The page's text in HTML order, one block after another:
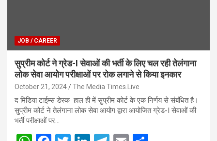
JOB / CAREER
सुप्रीम कोर्ट ने ग्रेड-I सेवाओं की भर्ती के लिए चल रही तेलंगाना
लोक सेवा आयोग परीक्षाओं पर रोक लगाने से किया इनकार
October 21, 2024 The Media Times.Live
द मिडिया टाईम्स डेस्क हाल ही में सुप्रीम कोर्ट के एक निर्णय से संबंधित है।
सुप्रीम कोर्ट ने तेलंगाना लोक सेवा आयोग द्वारा आयोजित ग्रेड-I सेवाओं की
भर्ती परीक्षाओं पर…